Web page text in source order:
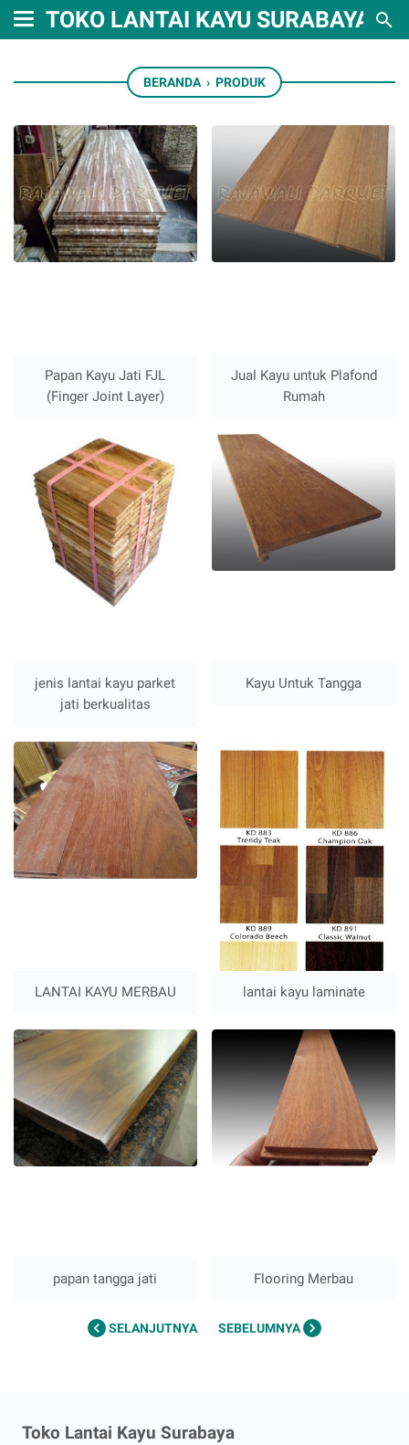
TOKO LANTAI KAYU SURABAYA
BERANDA › PRODUK
Papan Kayu Jati FJL
(Finger Joint Layer)
Jual Kayu untuk Plafond
Rumah
jenis lantai kayu parket
jati berkualitas
Kayu Untuk Tangga
LANTAI KAYU MERBAU lantai kayu laminate
papan tangga jati Flooring Merbau
SELANJUTNYA SEBELUMNYA
Toko Lantai Kayu Surabaya